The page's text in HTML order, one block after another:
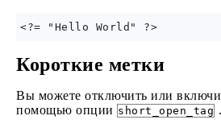
Короткие метки
Вы можете отключить или
помощью опции short_open_tag .